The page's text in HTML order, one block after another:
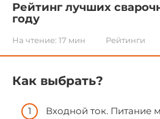
Рейтинг лучших
году
На чтение: 17 мин Рейтинги
Как выбрать?
Входной ток. Питание